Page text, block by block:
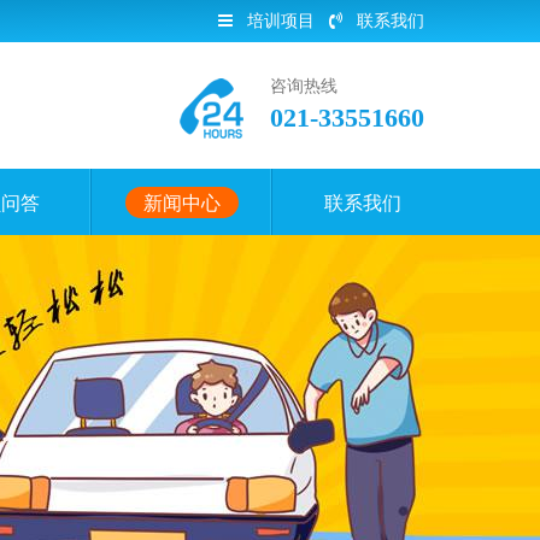
培训项目 联系我们
咨询热线
021-33551660
答 新闻中心 联系我们